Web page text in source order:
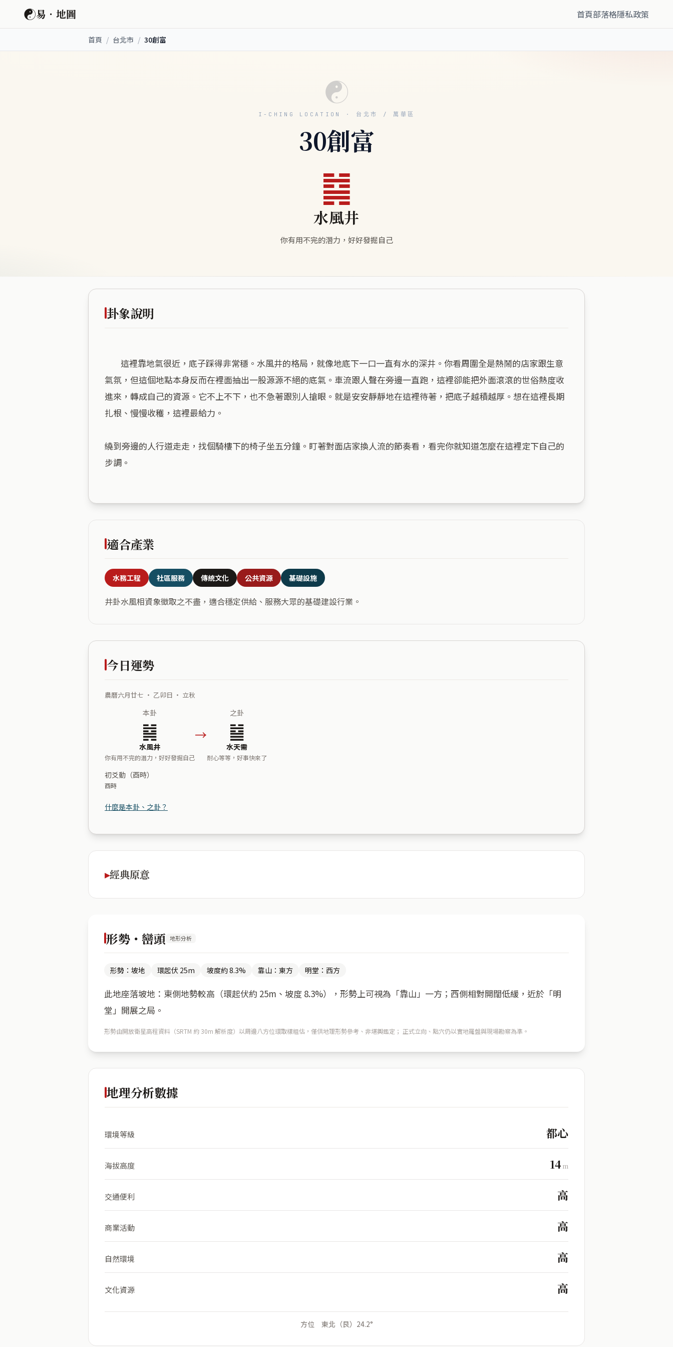
☯易．地圖 首頁部落格隱私政策
首頁 / 台北市 / 30創富
☯
I-CHING LOCATION · 台北市 / 萬華區
30創富
䷯
水風井
你有用不完的潛力，好好發掘自己
卦象說明
氣氛，但這個地點本身反而在裡面抽出一股源源不絕的底氣。車流跟人聲在旁邊一直跑，這裡卻能把外面滾滾的世俗熱度收
進來，轉成自己的資源。它不上不下，也不急著跟別人搶眼。就是安安靜靜地在這裡待著，把底子越積越厚。想在這裡長期
扎根、慢慢收穫，這裡最給力。
繞到旁邊的人行道走走，找個騎樓下的椅子坐五分鐘。盯著對面店家換人流的節奏看，看完你就知道怎麼在這裡定下自己的
步調。
適合產業
水務工程 社區服務 傳統文化 公共資源 基礎設施
井卦水風相資象徵取之不盡，適合穩定供給、服務大眾的基礎建設行業。
今日運勢
農曆六月廿七 ・ 乙卯日 ・ 立秋
本卦
䷯
水風井
你有用不完的潛力，好好發掘自己
→
之卦
䷄
水天需
耐心等等，好事快來了
初爻動（酉時）
酉時
什麼是本卦、之卦？
經典原意
形勢・巒頭 地形分析
形勢：坡地 環起伏 25m 坡度約 8.3% 靠山：東方 明堂：西方
此地座落坡地：東側地勢較高（環起伏約 25m、坡度 8.3%），形勢上可視為「靠山」一方；西側相對開闊低緩，近於「明
堂」開展之局。
形勢由開放衛星高程資料（SRTM 約 30m 解析度）以周邊八方位環取樣粗估，僅供地理形勢參考、非堪輿鑑定； 正式立向、點穴仍以實地羅盤與現場勘察為準。
地理分析數據
環境等級 都心
海拔高度 14 m
交通便利 高
商業活動 高
自然環境 高
文化資源 高
方位 東北（艮）24.2°